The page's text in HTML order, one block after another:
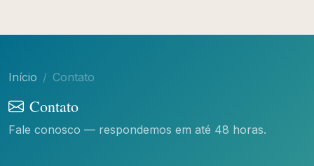
Início Contato
Contato
Fale conosco — respondemos em até 48 horas.